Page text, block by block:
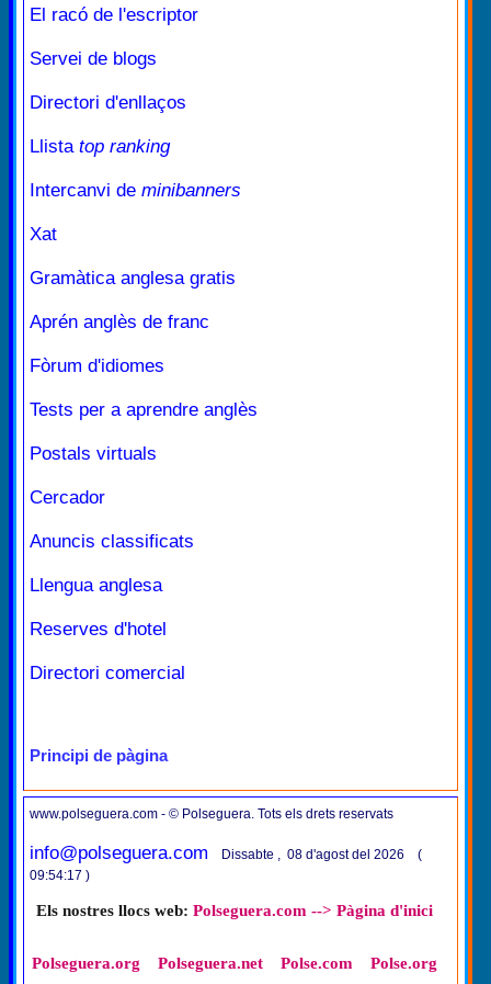
El racó de l'escriptor
Servei de blogs
Directori d'enllaços
Llista top ranking
Intercanvi de minibanners
Xat
Gramàtica anglesa gratis
Aprén anglès de franc
Fòrum d'idiomes
Tests per a aprendre anglès
Postals virtuals
Cercador
Anuncis classificats
Llengua anglesa
Reserves d'hotel
Directori comercial
Principi de pàgina
www.polseguera.com - © Polseguera. Tots els drets reservats
info@polseguera.com
Dissabte , 08 d'agost del 2026 (
09:54:17 )
Els nostres llocs web: Polseguera.com --> Pàgina d'inici
Polseguera.org Polseguera.net Polse.com Polse.org